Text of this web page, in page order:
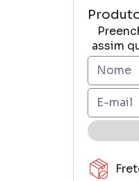
assim